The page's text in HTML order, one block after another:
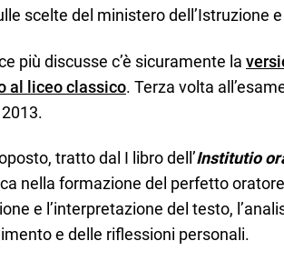
scelte del ministero dell’Istruzione
più discusse c’è sicuramente la
al liceo classico. Terza volta
tratto dal I libro dell’Institutio
nella formazione del perfetto
e l’interpretazione del testo,
e delle riflessioni personali.